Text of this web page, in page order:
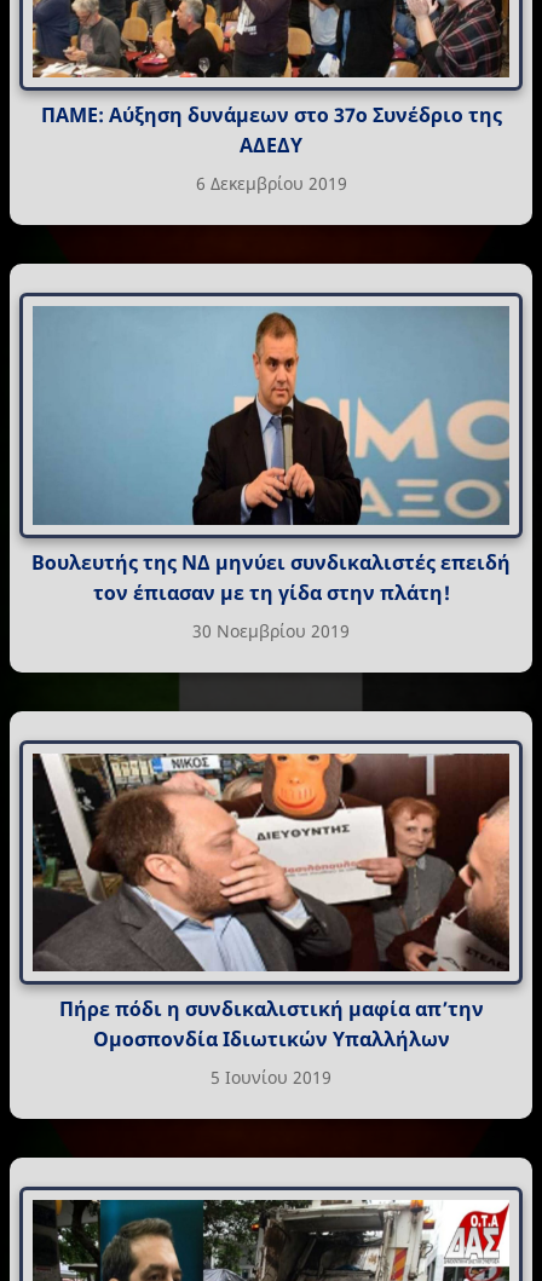
ΠΑΜΕ: Αύξηση δυνάμεων στο 37ο Συνέδριο της
ΑΔΕΔΥ
6 Δεκεμβρίου 2019
Βουλευτής της ΝΔ μηνύει συνδικαλιστές επειδή
τον έπιασαν με τη γίδα στην πλάτη!
30 Νοεμβρίου 2019
Πήρε πόδι η συνδικαλιστική μαφία απ’την
Ομοσπονδία Ιδιωτικών Υπαλλήλων
5 Ιουνίου 2019